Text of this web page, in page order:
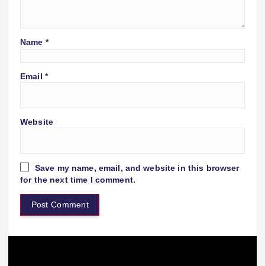
Name *
Email *
Website
Save my name, email, and website in this browser
for the next time I comment.